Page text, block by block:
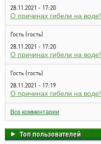
28.11.2021 - 17:20
О причинах гибели на воде!
Гость (гость)
28.11.2021 - 17:20
О причинах гибели на воде!
Гость (гость)
28.11.2021 - 17:19
О причинах гибели на воде!
Все комментарии
Топ пользователей